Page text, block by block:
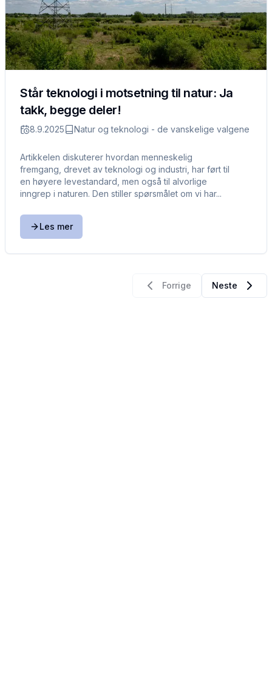
Står teknologi i motsetning til natur: Ja
takk, begge deler!
8.9.2025 Natur og teknologi - de vanskelige valgene
Artikkelen diskuterer hvordan menneskelig
fremgang, drevet av teknologi og industri, har ført til
en høyere levestandard, men også til alvorlige
inngrep i naturen. Den stiller spørsmålet om vi har...
Les mer
Forrige Neste